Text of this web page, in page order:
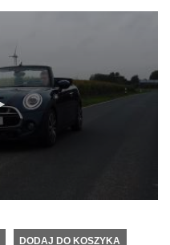
DODAJ DO KOSZYKA